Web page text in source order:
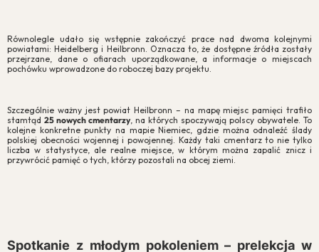
Równolegle udało się wstępnie zakończyć prace nad dwoma kolejnymi
powiatami: Heidelberg i Heilbronn. Oznacza to, że dostępne źródła zostały
przejrzane, dane o ofiarach uporządkowane, a informacje o miejscach
pochówku wprowadzone do roboczej bazy projektu.
Szczególnie ważny jest powiat Heilbronn – na mapę miejsc pamięci trafiło
stamtąd 25 nowych cmentarzy, na których spoczywają polscy obywatele. To
kolejne konkretne punkty na mapie Niemiec, gdzie można odnaleźć ślady
polskiej obecności wojennej i powojennej. Każdy taki cmentarz to nie tylko
liczba w statystyce, ale realne miejsce, w którym można zapalić znicz i
przywrócić pamięć o tych, którzy pozostali na obcej ziemi.
Spotkanie z młodym pokoleniem – prelekcja w
Zgoda na pliki cookie